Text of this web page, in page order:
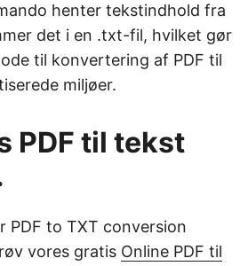
henter tekstindhold fra
det i en .txt-fil, hvilket gør
til konvertering af PDF til
miljøer.
PDF til tekst
PDF to TXT conversion
vores gratis Online PDF til